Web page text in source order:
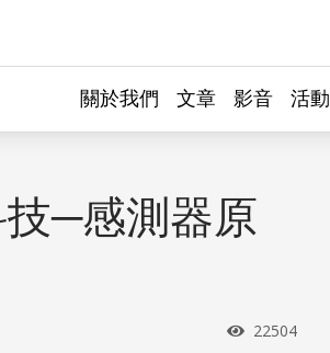
關於我們 文章 影音 活動
─感測器原
瀏覽次數
22504